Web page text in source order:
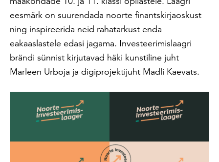
eesmärk on suurendada noorte finantskirjaoskust
ning inspireerida neid rahatarkust enda
eakaaslastele edasi jagama. Investeerimislaagri
brändi sünnist kirjutavad häki kunstiline juht
Marleen Urboja ja digiprojektijuht Madli Kaevats.